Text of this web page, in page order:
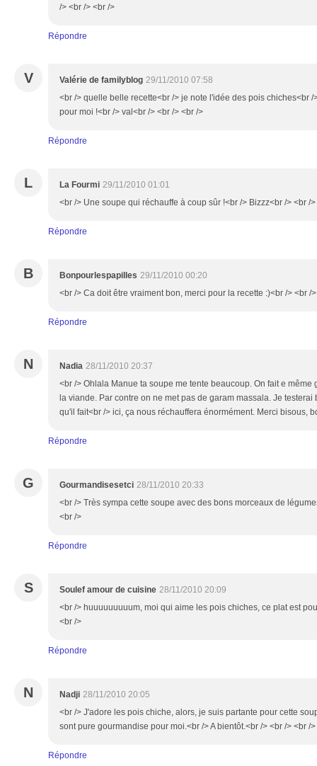
/> <br /> <br />
Répondre
V Valérie de familyblog 29/11/2010 07:58
<br /> quelle belle recette<br /> je note l'idée des pois chiches<br
pour moi !<br /> val<br /> <br /> <br />
Répondre
L La Fourmi 29/11/2010 01:01
<br /> Une soupe qui réchauffe à coup sûr !<br /> Bizzz<br /> <br />
Répondre
B Bonpourlespapilles 29/11/2010 00:20
<br /> Ca doit être vraiment bon, merci pour la recette :)<br /> <br /
Répondre
N Nadia 28/11/2010 20:37
<br /> Ohlala Manue ta soupe me tente beaucoup. On fait e
la viande. Par contre on ne met pas de garam massala. Je testerai
qu'il fait<br /> ici, ça nous réchauffera énormément. Merci bisous,
Répondre
G Gourmandisesetci 28/11/2010 20:33
<br /> Très sympa cette soupe avec des bons morceaux de
<br />
Répondre
S Soulef amour de cuisine 28/11/2010 20:09
<br /> huuuuuuuuum, moi qui aime les pois chiches, ce plat est
<br />
Répondre
N Nadji 28/11/2010 20:05
<br /> J'adore les pois chiche, alors, je suis partante pour cette
sont pure gourmandise pour moi.<br /> A bientôt.<br /> <br /> <br />
Répondre